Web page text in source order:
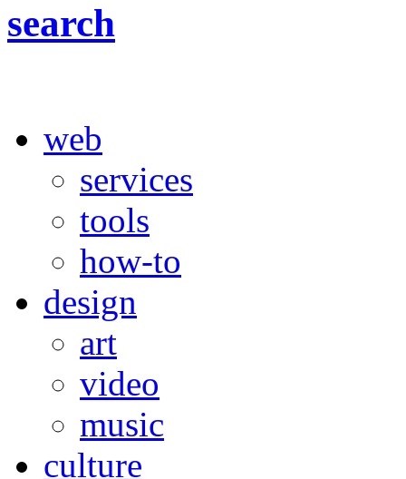
search
web
services
tools
how-to
design
art
video
music
culture